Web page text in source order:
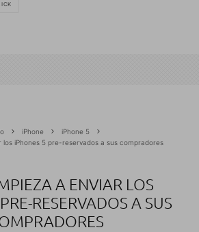
iPhone
iPhone 5
los iPhones 5 pre-reservados a sus compradores
A ENVIAR LOS
RESERVADOS A SUS